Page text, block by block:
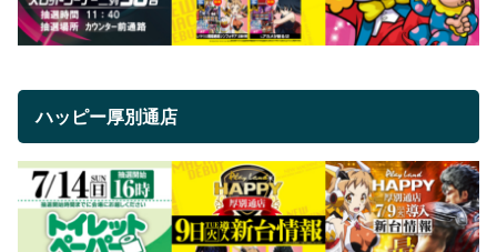
ハッピー厚別通店